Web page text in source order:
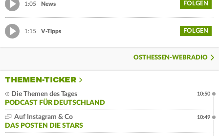
1:05 News FOLGEN
1:15 V-Tipps FOLGEN
OSTHESSEN-WEBRADIO
THEMEN-TICKER
Die Themen des Tages
PODCAST FÜR DEUTSCHLAND
10:50
Auf Instagram & Co
DAS POSTEN DIE STARS
10:49